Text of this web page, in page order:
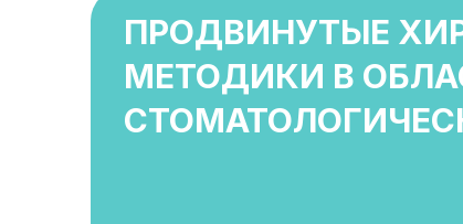
ПРОДВИНУТЫЕ
МЕТОДИКИ В